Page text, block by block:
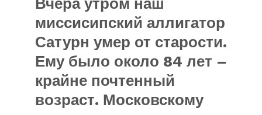
Вчера утром наш
миссисипский аллигатор
Сатурн умер от старости.
Ему было около 84 лет –
крайне почтенный
возраст. Московскому